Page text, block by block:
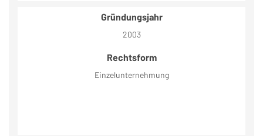
Gründungsjahr
2003
Rechtsform
Einzelunternehmung